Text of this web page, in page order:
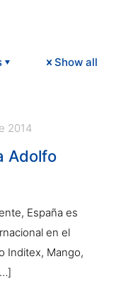
Show all
2014
Adolfo
España es
en el
Inditex, Mango,